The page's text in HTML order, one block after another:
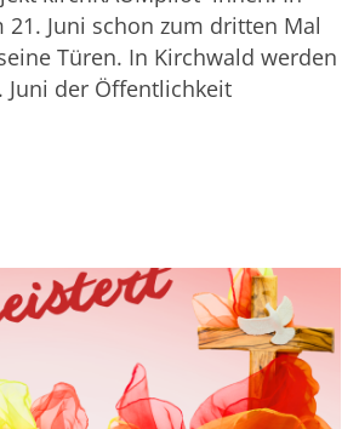
21. Juni schon zum dritten Mal
Türen. In Kirchwald werden
Juni der Öffentlichkeit